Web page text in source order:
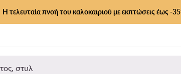
Η τελευταία πνοή του καλοκαιριού με εκπτώσεις έως -